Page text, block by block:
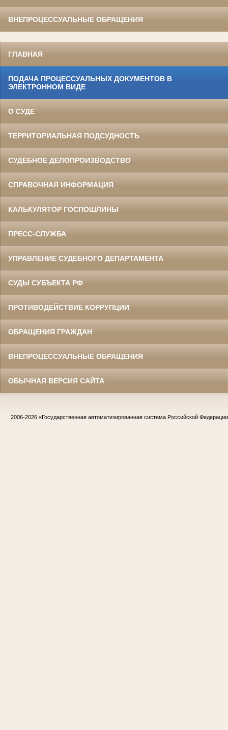
ВНЕПРОЦЕССУАЛЬНЫЕ ОБРАЩЕНИЯ
ГЛАВНАЯ
ПОДАЧА ПРОЦЕССУАЛЬНЫХ ДОКУМЕНТОВ В
ЭЛЕКТРОННОМ ВИДЕ
О СУДЕ
ТЕРРИТОРИАЛЬНАЯ ПОДСУДНОСТЬ
СУДЕБНОЕ ДЕЛОПРОИЗВОДСТВО
СПРАВОЧНАЯ ИНФОРМАЦИЯ
КАЛЬКУЛЯТОР ГОСПОШЛИНЫ
ПРЕСС-СЛУЖБА
УПРАВЛЕНИЕ СУДЕБНОГО ДЕПАРТАМЕНТА
СУДЫ СУБЪЕКТА РФ
ПРОТИВОДЕЙСТВИЕ КОРРУПЦИИ
ОБРАЩЕНИЯ ГРАЖДАН
ВНЕПРОЦЕССУАЛЬНЫЕ ОБРАЩЕНИЯ
ОБЫЧНАЯ ВЕРСИЯ САЙТА
2006-2026 «Государственная автоматизированная система Российской